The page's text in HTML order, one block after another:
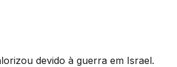
devido à guerra em Israel.